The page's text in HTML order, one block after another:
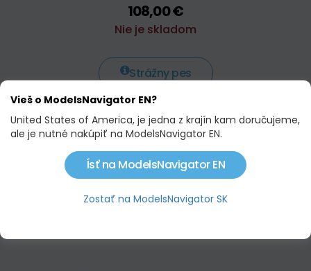
108,00 €
Nie je skladom
Strážny pes
POPIS PRODUKTU
Kovový model zberacieho vozu STRAUTMANN MAGNON 470
mechanizmus posuvný. Model je balený v polystyrenovom
Vieš o ModelsNavigator EN?
United States of America, je jedna z krajín kam doručujeme,
ale je nutné nakúpiť na ModelsNavigator EN.
Ísť na ModelsNavigator EN
Zostať na ModelsNavigator SK